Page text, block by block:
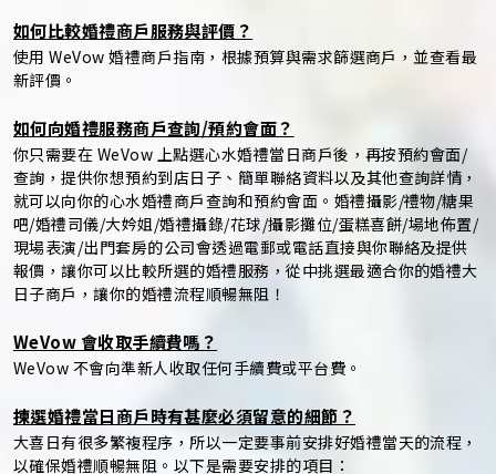
如何比較婚禮商戶服務與評價？
使用 WeVow 婚禮商戶指南，根據預算與需求篩選商戶，並查看最
新評價。
如何向婚禮服務商戶查詢/預約會面？
你只需要在 WeVow 上點選心水婚禮當日商戶後，再按預約會面/
查詢，提供你想預約到店日子、簡單聯絡資料以及其他查詢詳情，
就可以向你的心水婚禮商戶查詢和預約會面。婚禮攝影/禮物/糖果
吧/婚禮司儀/大妗姐/婚禮攝錄/花球/攝影攤位/蛋糕喜餅/場地佈置/
現場表演/出門套房的公司會透過電郵或電話直接與你聯絡及提供
報價，讓你可以比較所選的婚禮服務，從中挑選最適合你的婚禮大
日子商戶，讓你的婚禮流程順暢無阻！
WeVow 會收取手續費嗎？
WeVow 不會向準新人收取任何手續費或平台費。
揀選婚禮當日商戶時有甚麼必須留意的細節？
大喜日有很多繁複程序，所以一定要事前安排好婚禮當天的流程，
以確保婚禮順暢無阻。以下是需要安排的項目：